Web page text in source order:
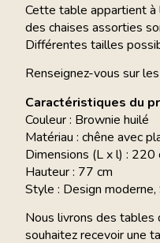
Cette table appartient à
des chaises assorties
Différentes tailles
Renseignez-vous sur
Caractéristiques du
Couleur : Brownie huilé
Matériau : chêne avec
Dimensions (L x l) : 220
Hauteur : 77 cm
Style : Design moderne,
Nous livrons des tables
souhaitez recevoir une